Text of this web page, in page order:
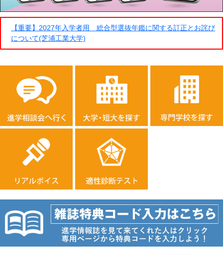
【重要】2027年入学者用 総合型選抜年鑑に関する訂正とお詫び
について(芝浦工業大学)